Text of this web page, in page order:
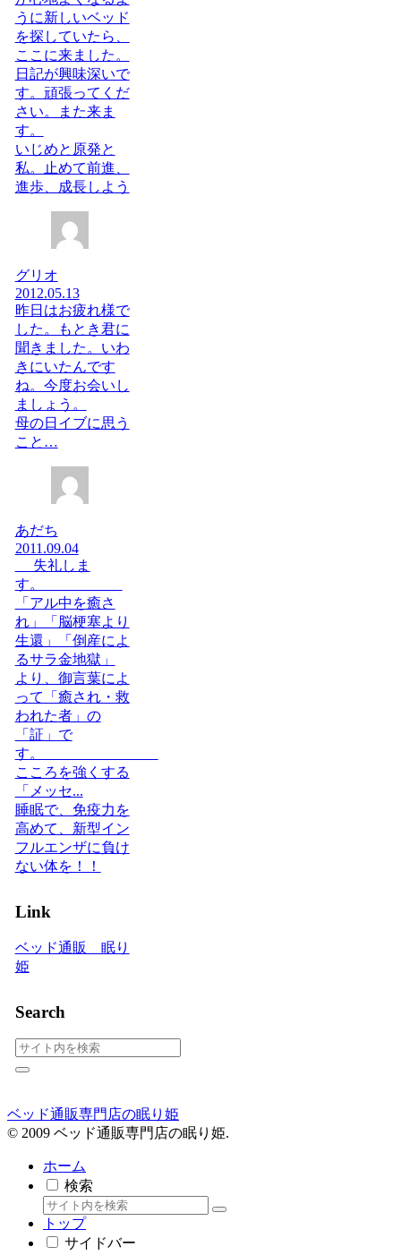
うに新しいベッド
を探していたら、
ここに来ました。
日記が興味深いで
す。頑張ってくだ
さい。また来ま
す。
いじめと原発と
私。止めて前進、
進歩、成長しよう
グリオ
2012.05.13
昨日はお疲れ様で
した。もとき君に
聞きました。いわ
きにいたんです
ね。今度お会いし
ましょう。
母の日イブに思う
こと…
あだち
2011.09.04
失礼しま
す。
「アル中を癒さ
れ」「脳梗塞より
生還」「倒産によ
るサラ金地獄」
より、御言葉によ
って「癒され・救
われた者」の
「証」で
す。
こころを強くする
「メッセ...
睡眠で、免疫力を
高めて、新型イン
フルエンザに負け
ない体を！！
Link
ベッド通販 眠り
姫
Search
ベッド通販専門店の眠り姫
© 2009 ベッド通販専門店の眠り姫.
ホーム
検索
トップ
サイドバー